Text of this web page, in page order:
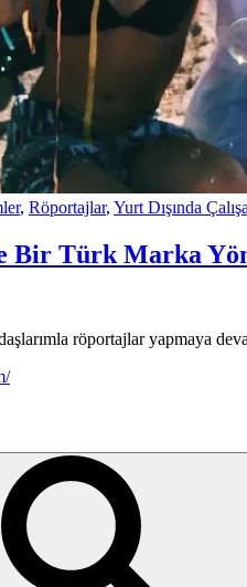
, Röportajlar, Yurt Dışında
Bir Türk Marka
röportajlar yapmaya